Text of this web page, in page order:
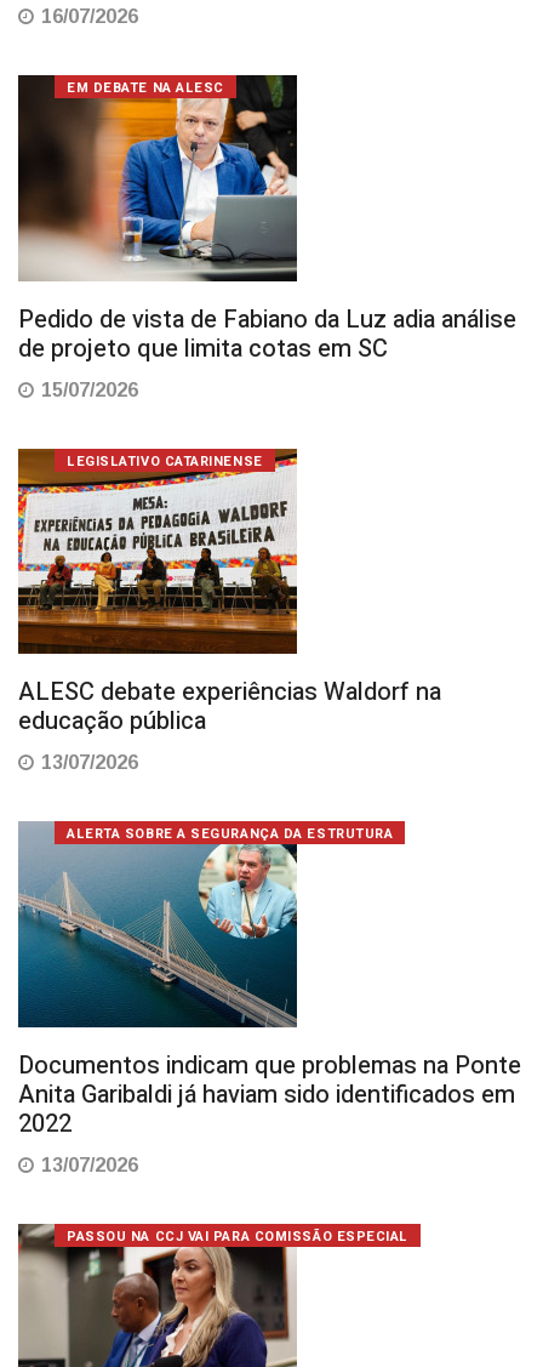
16/07/2026
EM DEBATE NA ALESC
Pedido de vista de Fabiano da Luz adia análise
de projeto que limita cotas em SC
15/07/2026
LEGISLATIVO CATARINENSE
ALESC debate experiências Waldorf na
educação pública
13/07/2026
ALERTA SOBRE A SEGURANÇA DA ESTRUTURA
Documentos indicam que problemas na Ponte
Anita Garibaldi já haviam sido identificados em
2022
13/07/2026
PASSOU NA CCJ VAI PARA COMISSÃO ESPECIAL